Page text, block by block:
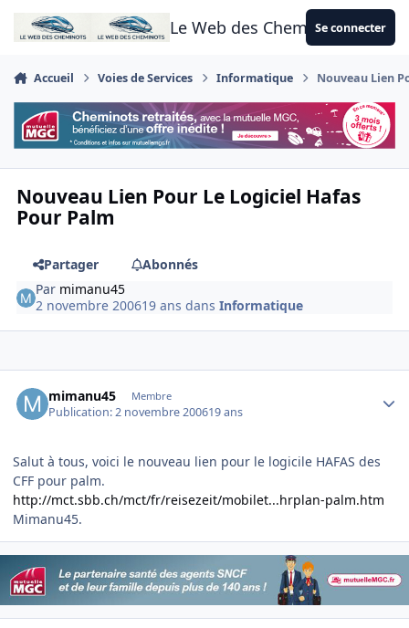
Aller au contenu
Le Web des CheminotsSe connecter
Accueil Voies de Services Informatique Nouveau Lien
Nouveau Lien Pour Le Logiciel Hafas
Pour Palm
Partager
Abonnés
Par mimanu45
2 novembre 200619 ans dansInformatique
mimanu45 Membre
Publication:2 novembre 200619 ans
Salut à tous, voici le nouveau lien pour le logicile HAFAS des
CFF pour palm.
http://mct.sbb.ch/mct/fr/reisezeit/mobilet...hrplan-palm.htm
Mimanu45.